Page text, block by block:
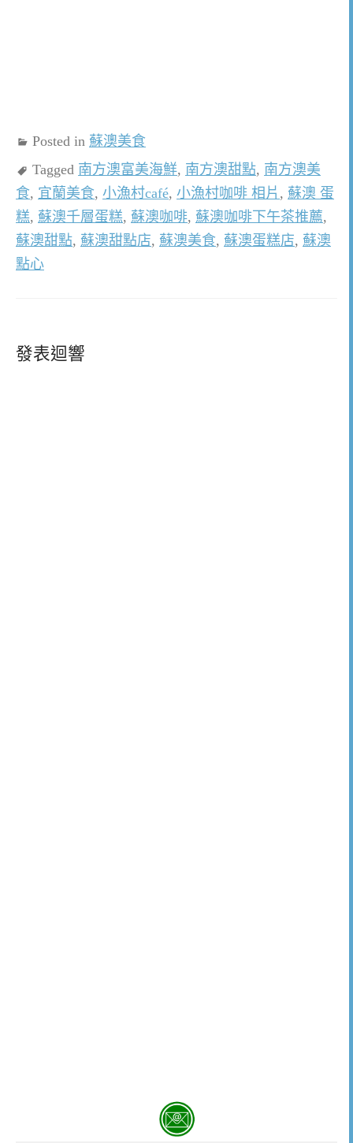
Posted in 蘇澳美食
Tagged 南方澳富美海鮮, 南方澳甜點, 南方澳美
食, 宜蘭美食, 小漁村café, 小漁村咖啡 相片 , 蘇澳 蛋
糕, 蘇澳千層蛋糕, 蘇澳咖啡, 蘇澳咖啡下午茶推薦,
蘇澳甜點, 蘇澳甜點店, 蘇澳美食, 蘇澳蛋糕店, 蘇澳
點心
發表迴響